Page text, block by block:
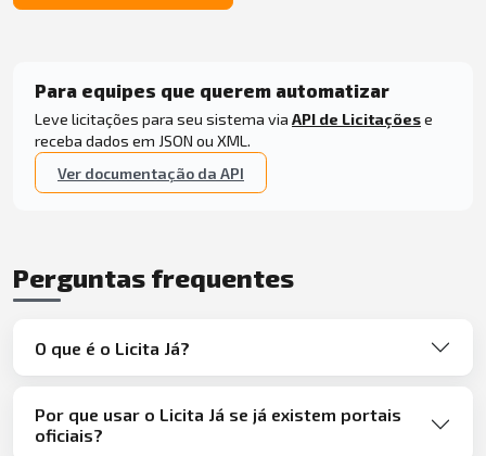
Para equipes que querem automatizar
Leve licitações para seu sistema via API de Licitaçõese
receba dados em JSON ou XML.
Ver documentação da API
Perguntas frequentes
O que é o Licita Já?
Por que usar o Licita Já se já existem portais
oficiais?